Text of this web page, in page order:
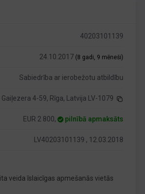
40203101139
24.10.2017 (8 gadi, 9 mēneši)
Sabiedrība ar ierobežotu atbildību
Gaiļezera 4-59, Rīga, Latvija LV-1079
EUR 2 800, pilnībā apmaksāts
LV40203101139 , 12.03.2018
veida īslaicīgas apmešanās vietās